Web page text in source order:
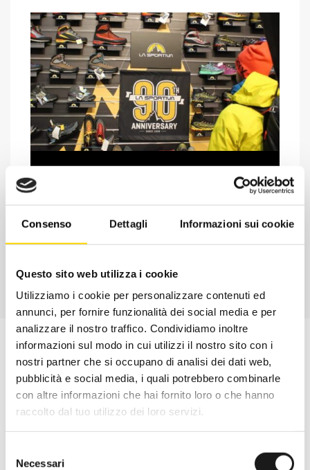
Consenso Dettagli Informazioni sui cookie
Questo sito web utilizza i cookie
Utilizziamo i cookie per personalizzare contenuti ed
annunci, per fornire funzionalità dei social media e per
analizzare il nostro traffico. Condividiamo inoltre
informazioni sul modo in cui utilizzi il nostro sito con i
nostri partner che si occupano di analisi dei dati web,
pubblicità e social media, i quali potrebbero combinarle
con altre informazioni che hai fornito loro o che hanno
raccolto dal tuo utilizzo dei loro servizi.
delNecessari
CONTATTA